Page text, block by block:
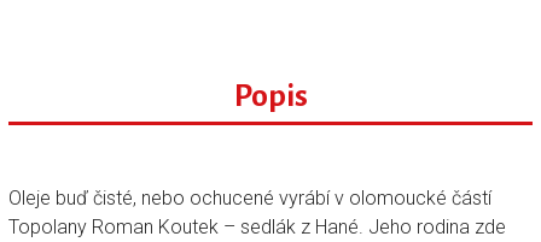
Popis
Oleje buď čisté, nebo ochucené vyrábí v olomoucké částí
Topolany Roman Koutek – sedlák z Hané. Jeho rodina zde